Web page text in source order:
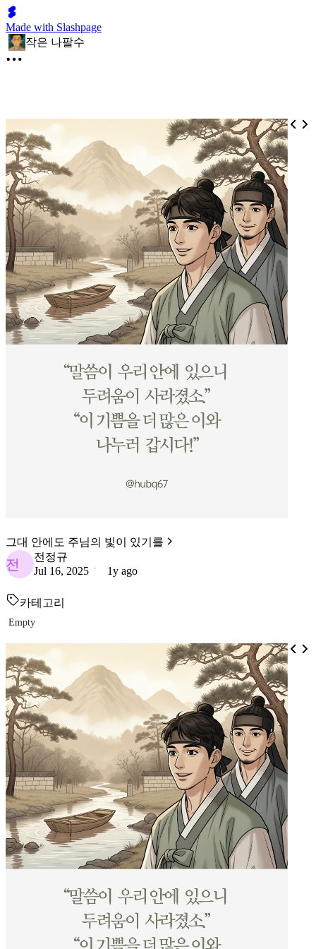
Made with Slashpage
작은 나팔수
그대 안에도 주님의 빛이 있기를
전
전정규
Jul 16, 2025
1y ago
카테고리
Empty